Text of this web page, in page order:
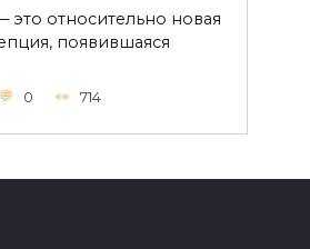
это относительно новая
появившаяся
0 714